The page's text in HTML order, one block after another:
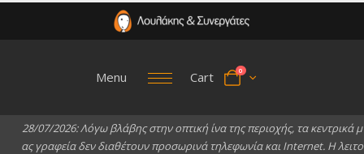
Menu Cart 0
28/07/2026:Λόγω βλάβης στην οπτική ίνα της περιοχής, τα κεντρικά μ
ας γραφεία δεν διαθέτουν προσωρινά τηλεφωνία και Internet. Ηλειτο